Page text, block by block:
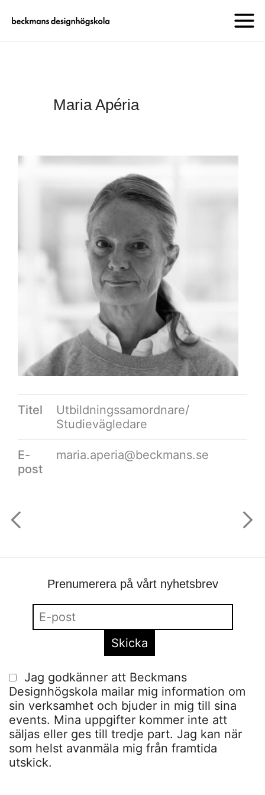
Maria Apéria
Titel
Utbildningssamordnare/
Studievägledare
E-
post
maria.aperia@beckmans.se
Prenumerera på vårt nyhetsbrev
Jag godkänner att Beckmans
Designhögskola mailar mig information om
sin verksamhet och bjuder in mig till sina
events. Mina uppgifter kommer inte att
säljas eller ges till tredje part. Jag kan när
som helst avanmäla mig från framtida
utskick.